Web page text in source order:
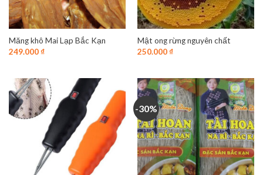
Măng khô Mai Lạp Bắc Kạn
249.000₫
Mật ong rừng nguyên chất
250.000₫
-30%